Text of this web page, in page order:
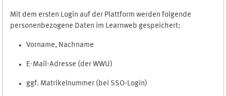
Mit dem ersten Login auf der Plattform werden folgende
personenbezogene Daten im Learnweb gespeichert:
Vorname, Nachname
E-Mail-Adresse (der WWU)
ggf. Matrikelnummer (bei SSO-Login)